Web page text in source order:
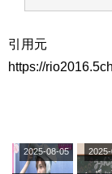
引用元
https://
2025-08-05